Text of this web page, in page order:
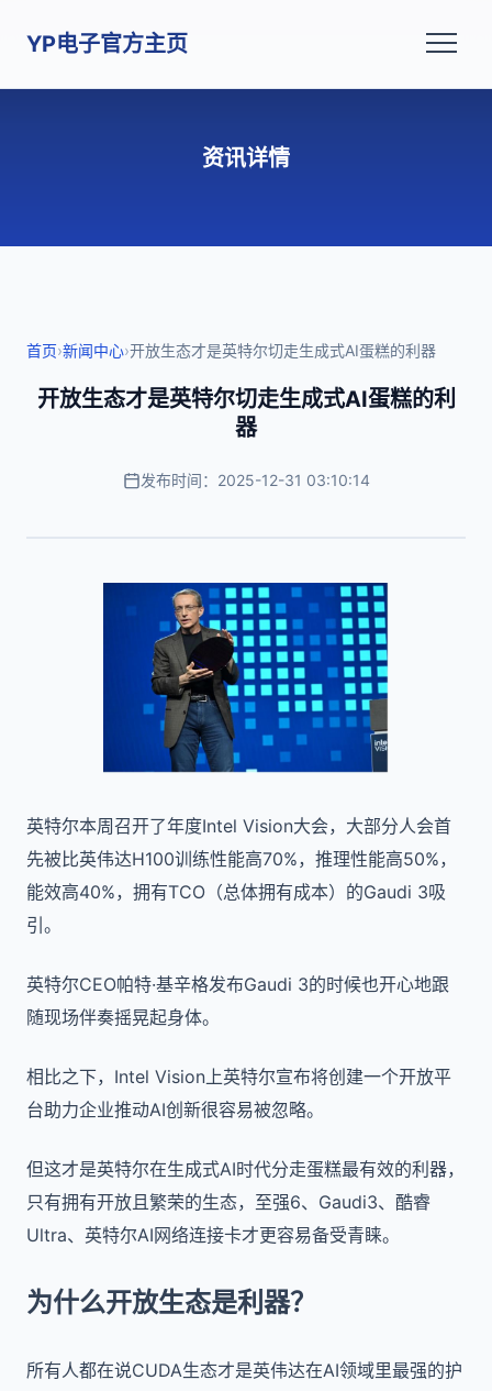
YP电子官方主页
资讯详情
首页›新闻中心›开放生态才是英特尔切走生成式AI蛋糕的利器
开放生态才是英特尔切走生成式AI蛋糕的利
器
发布时间：2025-12-31 03:10:14
英特尔本周召开了年度Intel Vision大会，大部分人会首
先被比英伟达H100训练性能高70%，推理性能高50%，
能效高40%，拥有TCO（总体拥有成本）的Gaudi 3吸
引。
英特尔CEO帕特·基辛格发布Gaudi 3的时候也开心地跟
随现场伴奏摇晃起身体。
相比之下，Intel Vision上英特尔宣布将创建一个开放平
台助力企业推动AI创新很容易被忽略。
但这才是英特尔在生成式AI时代分走蛋糕最有效的利器，
只有拥有开放且繁荣的生态，至强6、Gaudi3、酷睿
Ultra、英特尔AI网络连接卡才更容易备受青睐。
为什么开放生态是利器？
所有人都在说CUDA生态才是英伟达在AI领域里最强的护